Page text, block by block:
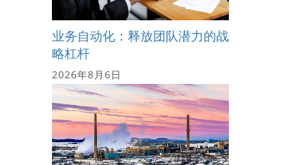
业务自动化：释放团队潜力的战
略杠杆
2026年8月6日